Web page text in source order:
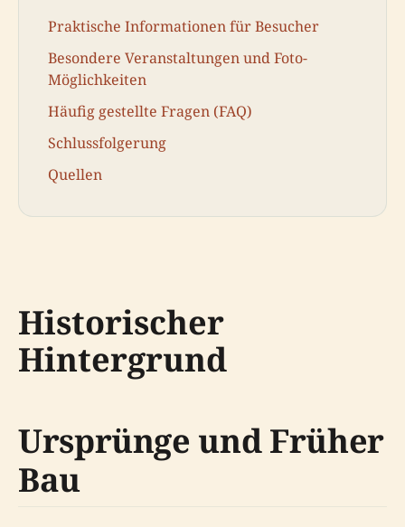
Praktische Informationen für Besucher
Besondere Veranstaltungen und Foto-
Möglichkeiten
Häufig gestellte Fragen (FAQ)
Schlussfolgerung
Quellen
Historischer
Hintergrund
Ursprünge und Früher
Bau